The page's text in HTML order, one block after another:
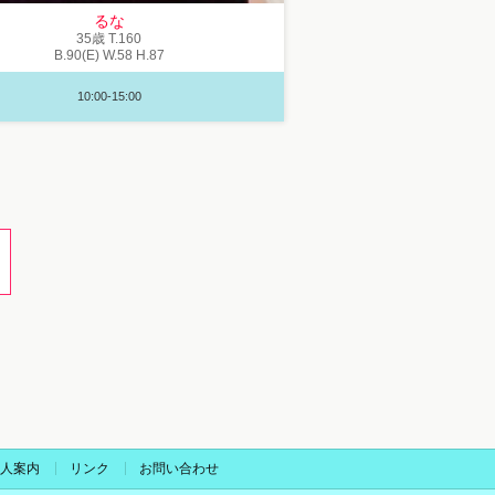
るな
35歳 T.160
B.90(E) W.58 H .87
10:00-15:00
案内 リンク お問い合わせ